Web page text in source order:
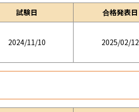
試験日 合格発表日
2024/11/10 2025/02/12